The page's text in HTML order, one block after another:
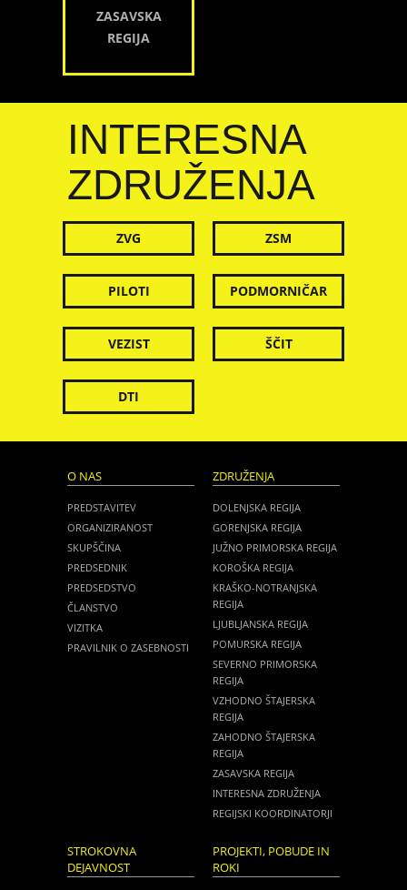
ZASAVSKA
REGIJA
INTERESNA
ZDRUŽENJA
ZVG ZSM
PILOTI PODMORNIČAR
VEZIST ŠČIT
DTI
O NAS
PREDSTAVITEV
ORGANIZIRANOST
SKUPŠČINA
PREDSEDNIK
PREDSEDSTVO
ČLANSTVO
VIZITKA
PRAVILNIK O ZASEBNOSTI
ZDRUŽENJA
DOLENJSKA REGIJA
GORENJSKA REGIJA
JUŽNO PRIMORSKA REGIJA
KOROŠKA REGIJA
KRAŠKO-NOTRANJSKA
REGIJA
LJUBLJANSKA REGIJA
POMURSKA REGIJA
SEVERNO PRIMORSKA
REGIJA
VZHODNO ŠTAJERSKA
REGIJA
ZAHODNO ŠTAJERSKA
REGIJA
ZASAVSKA REGIJA
INTERESNA ZDRUŽENJA
REGIJSKI KOORDINATORJI
STROKOVNA
DEJAVNOST
PROJEKTI, POBUDE IN
ROKI